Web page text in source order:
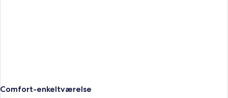
Comfort-enkeltværelse